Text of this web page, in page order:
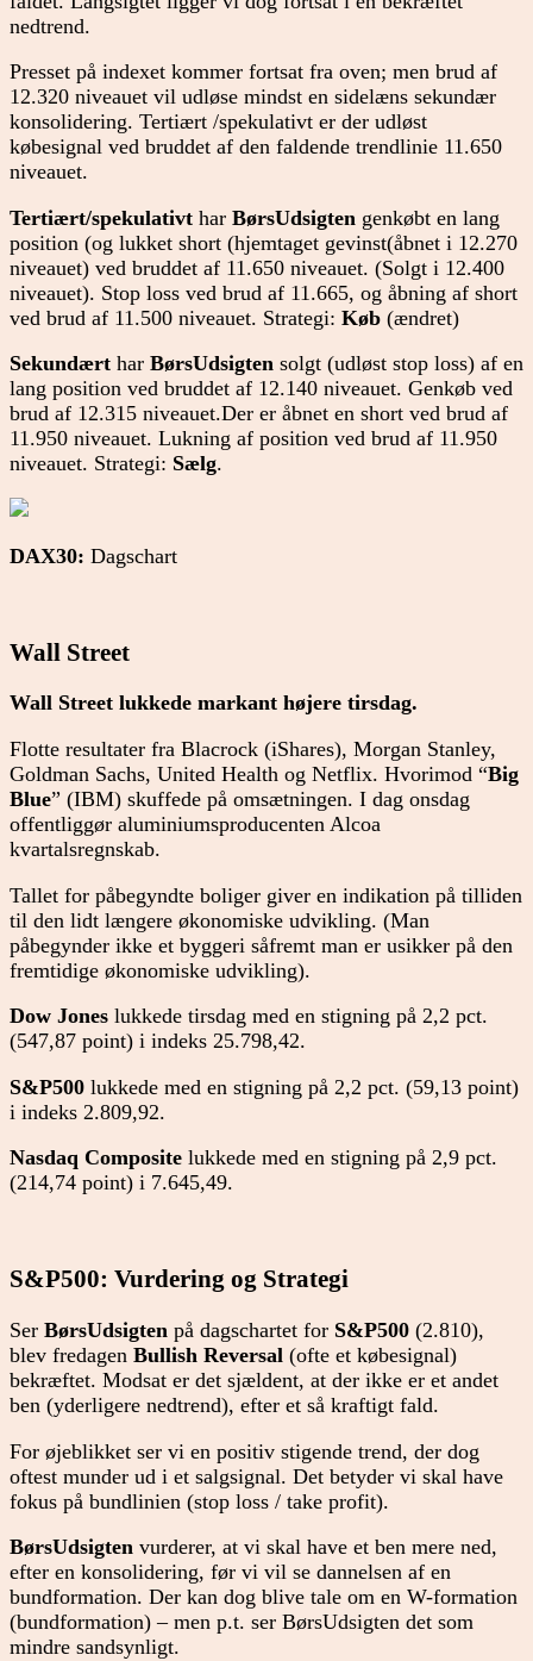
nedtrend.
Presset på indexet kommer fortsat fra oven; men brud af
12.320 niveauet vil udløse mindst en sidelæns sekundær
konsolidering. Tertiært /spekulativt er der udløst
købesignal ved bruddet af den faldende trendlinie 11.650
niveauet.
Tertiært/spekulativt har BørsUdsigten genkøbt en lang
position (og lukket short (hjemtaget gevinst(åbnet i 12.270
niveauet) ved bruddet af 11.650 niveauet. (Solgt i 12.400
niveauet). Stop loss ved brud af 11.665, og åbning af short
ved brud af 11.500 niveauet. Strategi: Køb (ændret)
Sekundært har BørsUdsigten solgt (udløst stop loss) af en
lang position ved bruddet af 12.140 niveauet. Genkøb ved
brud af 12.315 niveauet.Der er åbnet en short ved brud af
11.950 niveauet. Lukning af position ved brud af 11.950
niveauet. Strategi: Sælg.
DAX30: Dagschart
Wall Street
Wall Street lukkede markant højere tirsdag.
Flotte resultater fra Blacrock (iShares), Morgan Stanley,
Goldman Sachs, United Health og Netflix. Hvorimod “Big
Blue” (IBM) skuffede på omsætningen. I dag onsdag
offentliggør aluminiumsproducenten Alcoa
kvartalsregnskab.
Tallet for påbegyndte boliger giver en indikation på tilliden
til den lidt længere økonomiske udvikling. (Man
påbegynder ikke et byggeri såfremt man er usikker på den
fremtidige økonomiske udvikling).
Dow Jones lukkede tirsdag med en stigning på 2,2 pct.
(547,87 point) i indeks 25.798,42.
S&P500 lukkede med en stigning på 2,2 pct. (59,13 point)
i indeks 2.809,92.
Nasdaq Composite lukkede med en stigning på 2,9 pct.
(214,74 point) i 7.645,49.
S&P500: Vurdering og Strategi
Ser BørsUdsigten på dagschartet for S&P500 (2.810),
blev fredagen Bullish Reversal (ofte et købesignal)
bekræftet. Modsat er det sjældent, at der ikke er et andet
ben (yderligere nedtrend), efter et så kraftigt fald.
For øjeblikket ser vi en positiv stigende trend, der dog
oftest munder ud i et salgsignal. Det betyder vi skal have
fokus på bundlinien (stop loss / take profit).
BørsUdsigten vurderer, at vi skal have et ben mere ned,
efter en konsolidering, før vi vil se dannelsen af en
bundformation. Der kan dog blive tale om en W-formation
(bundformation) – men p.t. ser BørsUdsigten det som
mindre sandsynligt.